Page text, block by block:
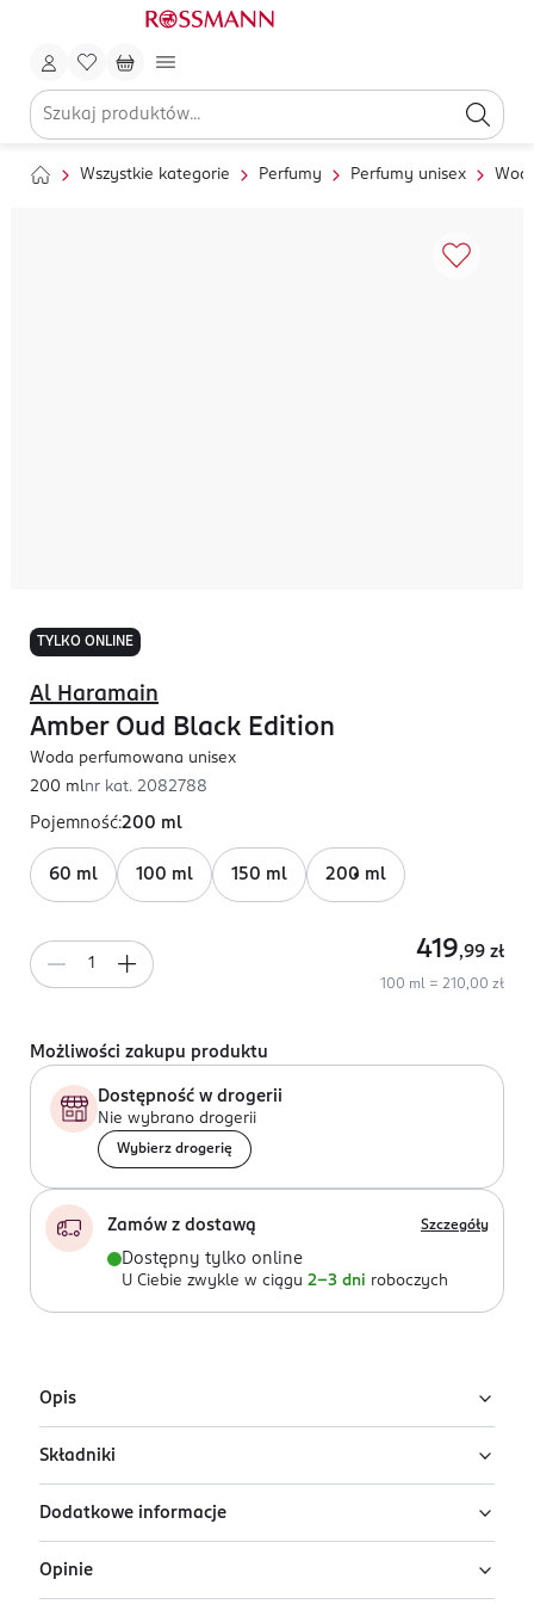
Wszystkie kategorie Perfumy Perfumy unisex
TYLKO ONLINE
Al Haramain
Amber Oud Black Edition
Woda perfumowana unisex
200 mlnr kat. 2082788
Pojemność:200 ml
60 ml 100 ml 150 ml 200 ml
419,99 zł
100 ml = 210,00 zł
Możliwości zakupu produktu
Dostępność w drogerii
Nie wybrano drogerii
Wybierz drogerię
Zamów z dostawą Szczegóły
Dostępny tylko online
U Ciebie zwykle w ciągu 2-3 dni roboczych
Opis
Amber Oud Black Edition od Al Haramain Perfumes to
perfumy unisex, które łączą w sobie orientalną głębię i
nowoczesność. Wydana w 2023 roku, woda
perfumowana przyciąga uwagę swoją wyrafinowaną i
złożoną strukturą.
Składniki
Ingredients: Alcohol Denat., Fragrance (Parfum),
Water\Aqua\Eau, Geraniol, Linalool, Benzyl Benzoate,
Citral, Benzyl Cinnamate, Eugenol, Alpha-Isomethyl
Dodatkowe informacje
PRZYGOTOWANIE I STOSOWANIE
Opinie